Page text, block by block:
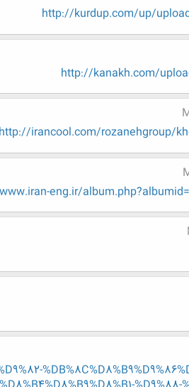
http://kurdup.com/up/
http://kanakh.com/
http://irancool.com/rozanehgroup/
eng.ir/